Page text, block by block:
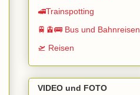
🚅Trainspotting
🚆🚊🚌 Bus und Bahnreisen
🛫 Reisen
VIDEO und FOTO